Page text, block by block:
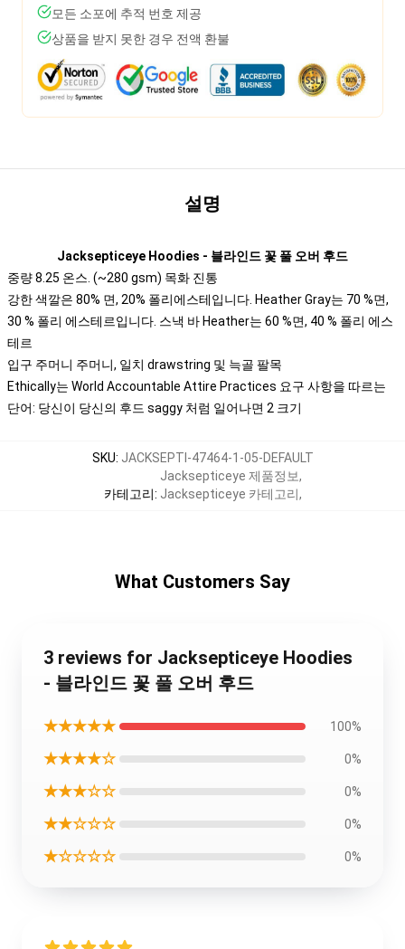
모든 소포에 추적 번호 제공
상품을 받지 못한 경우 전액 환불
설명
Jacksepticeye Hoodies - 블라인드 꽃 풀 오버 후드
중량 8.25 온스. (~280 gsm) 목화 진통
강한 색깔은 80% 면, 20% 폴리에스테입니다. Heather Gray는 70 %면,
30 % 폴리 에스테르입니다. 스낵 바 Heather는 60 %면, 40 % 폴리 에스
테르
입구 주머니 주머니, 일치 drawstring 및 늑골 팔목
Ethically는 World Accountable Attire Practices 요구 사항을 따르는
단어: 당신이 당신의 후드 saggy 처럼 일어나면 2 크기
SKU: JACKSEPTI-47464-1-05-DEFAULT
카테고리:
Jacksepticeye 제품정보,
Jacksepticeye 카테고리,
What Customers Say
3 reviews for Jacksepticeye Hoodies
- 블라인드 꽃 풀 오버 후드
★★★★★ 100%
★★★★☆ 0%
★★★☆☆ 0%
★★☆☆☆ 0%
★☆☆☆☆ 0%